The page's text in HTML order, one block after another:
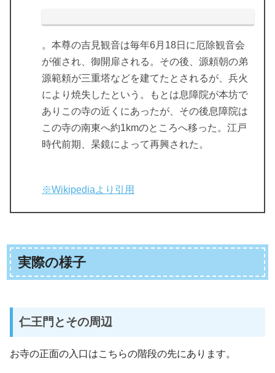
。本尊の吉見観音は毎年6月18日に厄除観音会
が催され、御開扉される。その後、源頼朝の弟
源範頼が三重塔などを建てたとされるが、兵火
により焼失したという。もとは息障院が本坊で
ありこの寺の近くにあったが、その後息障院は
この寺の南東へ約1kmのところへ移った。江戸
時代前期、杲鏡によって再興された。
※Wikipediaより引用
実際の様子
仁王門とその周辺
お寺の正面の入口はこちらの階段の先にあります。